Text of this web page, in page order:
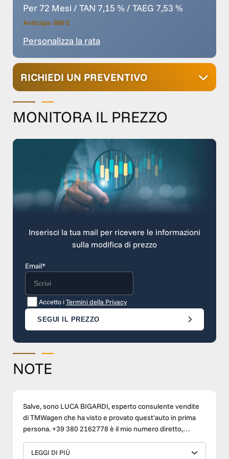
Per 72 Mesi / TAN 7,15 % / TAEG 7,53 %
Anticipo: 860 €
Personalizza la rata
RICHIEDI UN PREVENTIVO
MONITORA IL PREZZO
Inserisci la tua mail per ricevere le informazioni
sulla modifica di prezzo
Email*
Accetto iTermini della Privacy
SEGUI IL PREZZO
NOTE
Salve, sono LUCA BIGARDI, esperto consulente vendite
di TMWagen che ha visto e provato quest'auto in prima
persona. +39 380 2162778 è il mio numero diretto,
contattateci per qualsiasi informazione oppure per
prendere un appuntamento per visionarla e provarla.
LEGGI DI PIÙ